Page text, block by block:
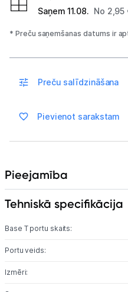
Vēlmju
Piegāde un
Tehnikas izvešana
Tet pakalpojumi
Kontakti
Saņem 11.08. No 2,95
* Preču saņemšanas datums ir
Preču salīdzināšana
Pievienot sarakstam
Pieejamība
Tehniskā specifikācija
Base T portu skaits:
Portu veids:
Izmēri: